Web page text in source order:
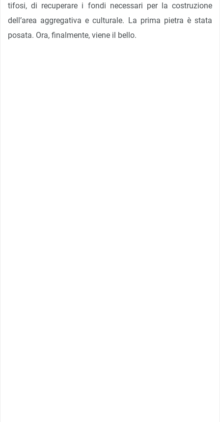
tifosi, di recuperare i fondi necessari per la costruzione
dell’area aggregativa e culturale. La prima pietra è stata
posata. Ora, finalmente, viene il bello.